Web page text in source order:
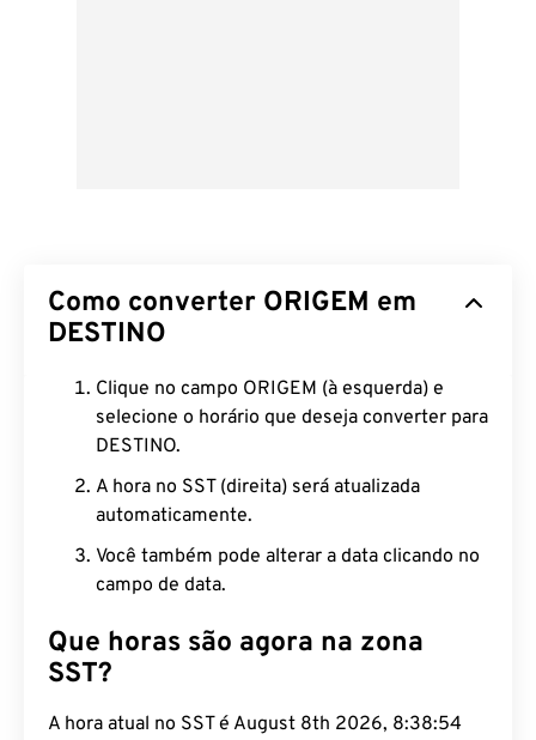
Como converter ORIGEM em
DESTINO
Clique no campo ORIGEM (à esquerda) e
selecione o horário que deseja converter para
DESTINO.
A hora no SST (direita) será atualizada
automaticamente.
Você também pode alterar a data clicando no
campo de data.
Que horas são agora na zona
SST?
A hora atual no SST é August 8th 2026, 8:38:55